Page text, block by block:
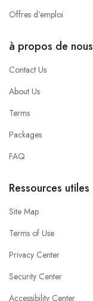
Offres d’emploi
à propos de nous
Contact Us
About Us
Terms
Packages
FAQ
Ressources utiles
Site Map
Terms of Use
Privacy Center
Security Center
Accessibility Center